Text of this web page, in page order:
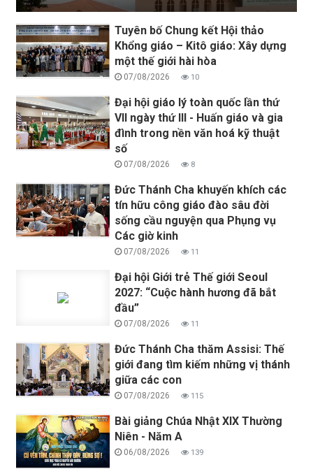
Tuyên bố Chung kết Hội thảo
Khổng giáo – Kitô giáo: Xây dựng
một thế giới hài hòa
07/08/2026 10
Đại hội giáo lý toàn quốc lần thứ
VII ngày thứ III - Huấn giáo và gia
đình trong nền văn hoá kỹ thuật
số
07/08/2026 8
Đức Thánh Cha khuyến khích các
tín hữu công giáo đào sâu đời
sống cầu nguyện qua Phụng vụ
Các giờ kinh
07/08/2026 11
Đại hội Giới trẻ Thế giới Seoul
2027: “Cuộc hành hương đã bắt
đầu”
07/08/2026 11
Đức Thánh Cha thăm Assisi: Thế
giới đang tìm kiếm những vị thánh
giữa các con
07/08/2026 115
Bài giảng Chúa Nhật XIX Thường
Niên - Năm A
06/08/2026 139